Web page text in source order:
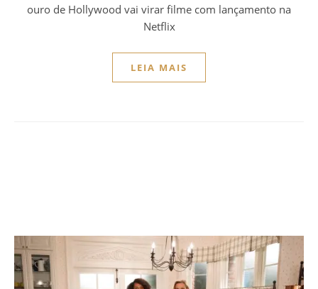
ouro de Hollywood vai virar filme com lançamento na
Netflix
LEIA MAIS